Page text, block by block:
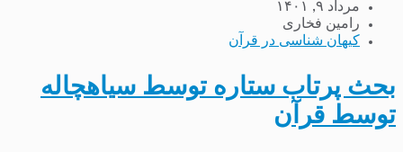
مرداد ۹, ۱۴۰۱
رامین فخاری
کیهان شناسی در قرآن
بحث پرتاب ستاره توسط سیاهچاله
توسط قرآن